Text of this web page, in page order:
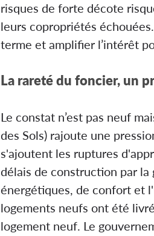
risques de forte décote
leurs copropriétés
terme et amplifier l’intérêt
La rareté du foncier, un
Le constat n’est pas neuf
des Sols) rajoute une
s'ajoutent les ruptures
délais de construction par la
énergétiques, de confort et
logements neufs ont été
logement neuf. Le